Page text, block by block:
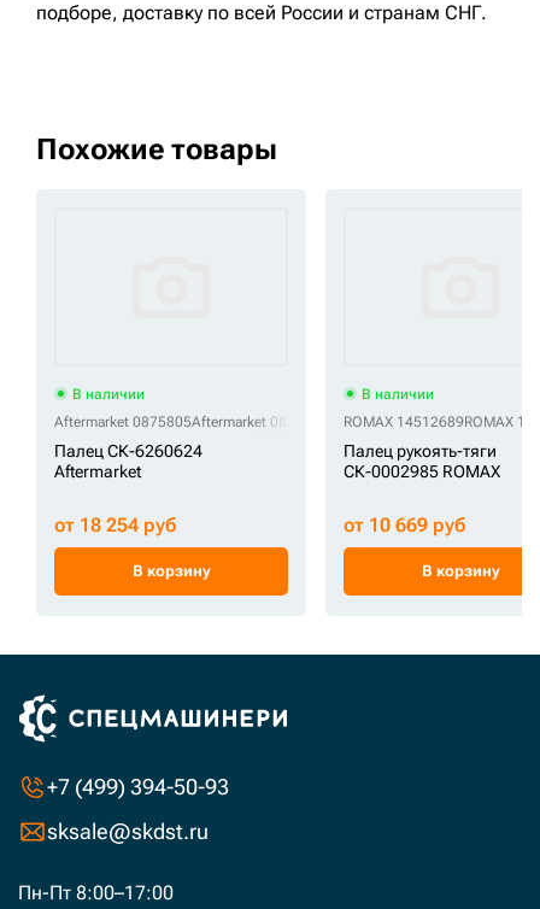
подборе, доставку по всей России и странам СНГ.
Похожие товары
В наличии
Aftermarket 0875805Aftermarket 087-5805 Aftermarket 1192863
Палец СК-6260624
Aftermarket
от 18 254 руб
В корзину
В наличии
ROMAX 14512689ROMAX
Палец рукоять-тяги
СК-0002985 ROMAX
от 10 669 руб
В корзину
+7 (499) 394-50-93
sksale@skdst.ru
Пн-Пт 8:00–17:00